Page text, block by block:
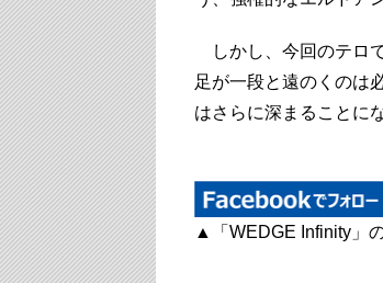
しかし、今回のテロ
足が一段と遠のくのは
はさらに深まることに
▲「WEDGE Infinity」